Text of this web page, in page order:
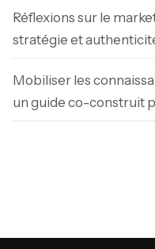
Réflexions sur le
stratégie et
Mobiliser les
un guide co-construit